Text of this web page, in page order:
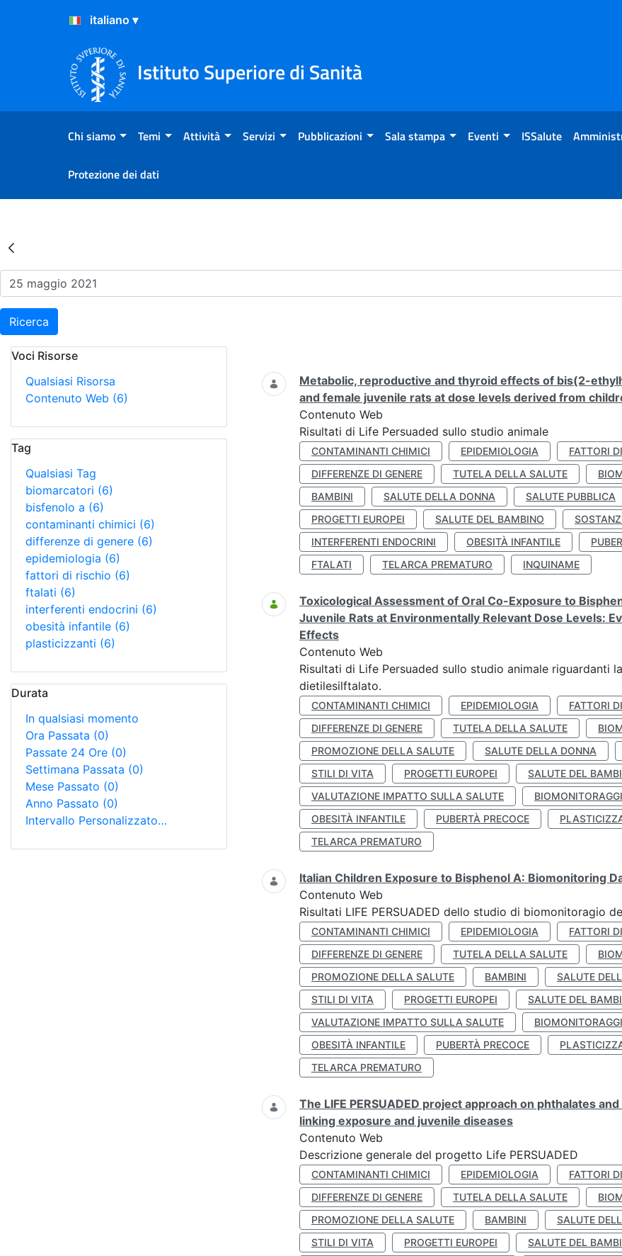
Salta al Contenuto
Salta al Footer
Istituto Superiore di Sanità
Chi siamo Temi Attività Servizi Pubblicazioni Sala stampa Eventi ISSalute
Protezione dei dati
Risultati della Ricerca - Eventi
Ricerca
Voci Risorse
Qualsiasi Risorsa
Contenuto Web (6)
Tag
Qualsiasi Tag
biomarcatori (6)
bisfenolo a (6)
contaminanti chimici (6)
differenze di genere (6)
epidemiologia (6)
fattori di rischio (6)
ftalati (6)
interferenti endocrini (6)
obesità infantile (6)
plasticizzanti (6)
Durata
In qualsiasi momento
Ora Passata (0)
Passate 24 Ore (0)
Settimana Passata (0)
Mese Passato (0)
Anno Passato (0)
Intervallo Personalizzato…
Ricerca
Metabolic, reproductive and thyroid effects of bis(2-
and female juvenile rats at dose levels derived from
Contenuto Web
Risultati di Life Persuaded sullo studio animale
CONTAMINANTI CHIMICI EPIDEMIOLOGIA FATTORI
DIFFERENZE DI GENERE
TUTELA DELLA SALUTE
BAMBINI
SALUTE DELLA DONNA SALUTE PUBBLICA
PROGETTI EUROPEI
SALUTE DEL BAMBINO
INTERFERENTI ENDOCRINI
OBESITÀ INFANTILE
FTALATI
TELARCA PREMATURO INQUINAME
Toxicological Assessment of Oral Co-Exposure to
Juvenile Rats at Environmentally Relevant Dose Levels:
Effects
Contenuto Web
Risultati di Life Persuaded sullo studio animale riguardanti
dietilesilftalato.
CONTAMINANTI CHIMICI EPIDEMIOLOGIA FATTORI
DIFFERENZE DI GENERE
TUTELA DELLA SALUTE
PROMOZIONE DELLA SALUTE
SALUTE DELLA DONNA
STILI DI VITA
PROGETTI EUROPEI SALUTE DEL
VALUTAZIONE IMPATTO SULLA SALUTE
OBESITÀ INFANTILE
PUBERTÀ PRECOCE
TELARCA PREMATURO
Italian Children Exposure to Bisphenol A: Biomonitoring
Contenuto Web
Risultati LIFE PERSUADED dello studio di biomonitoragio
CONTAMINANTI CHIMICI EPIDEMIOLOGIA FATTORI
DIFFERENZE DI GENERE
TUTELA DELLA SALUTE
PROMOZIONE DELLA SALUTE
BAMBINI SALUTE
STILI DI VITA
PROGETTI EUROPEI SALUTE DEL
VALUTAZIONE IMPATTO SULLA SALUTE
OBESITÀ INFANTILE
PUBERTÀ PRECOCE
TELARCA PREMATURO
The LIFE PERSUADED project approach on phthalates
linking exposure and juvenile diseases
Contenuto Web
Descrizione generale del progetto Life PERSUADED
CONTAMINANTI CHIMICI EPIDEMIOLOGIA FATTORI
DIFFERENZE DI GENERE
TUTELA DELLA SALUTE
PROMOZIONE DELLA SALUTE
BAMBINI SALUTE
STILI DI VITA
PROGETTI EUROPEI SALUTE DEL